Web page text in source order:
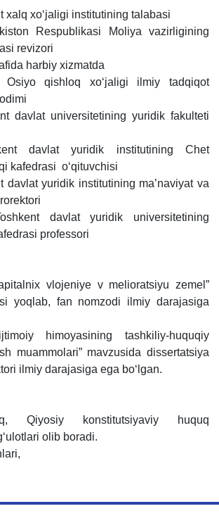
xalq xo‘jaligi institutining talabasi
Respublikasi Moliya vazirligining
revizori
harbiy xizmatda
qishloq xo‘jaligi ilmiy tadqiqot
davlat universitetining yuridik fakulteti
davlat yuridik institutining Chet
kafedrasi o‘qituvchisi
davlat yuridik institutining ma’naviyat va
davlat yuridik universitetining
professori
vlojeniye v melioratsiyu zemel”
yoqlab, fan nomzodi ilmiy darajasiga
himoyasining tashkiliy-huquqiy
muammolari” mavzusida dissertatsiya
ilmiy darajasiga ega bo‘lgan.
Qiyosiy konstitutsiyaviy huquq
olib boradi.